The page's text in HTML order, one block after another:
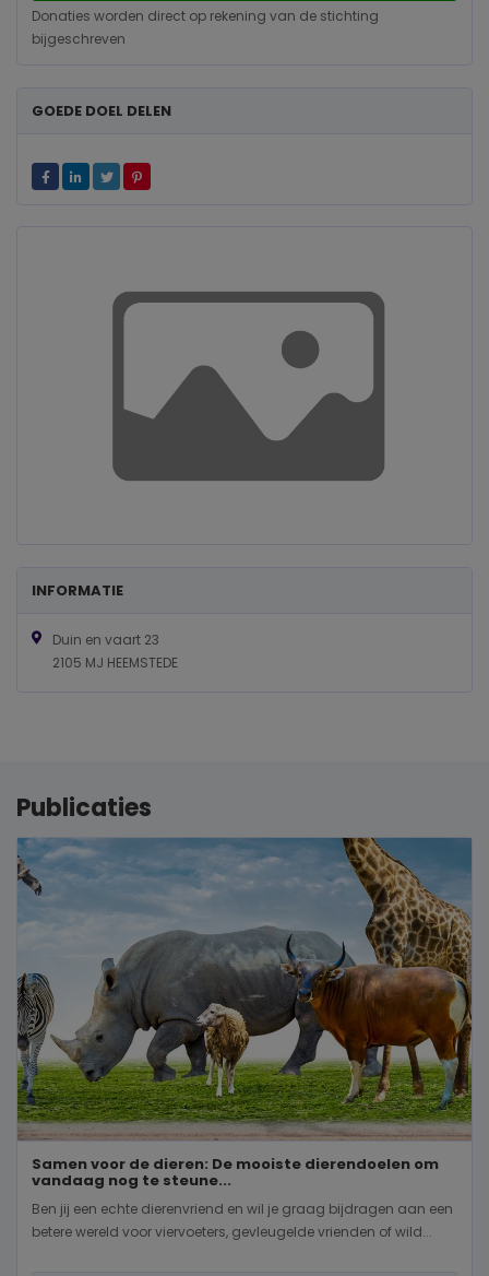
Donaties worden direct op rekening van de stichting
bijgeschreven
GOEDE DOEL DELEN
INFORMATIE
Duin en vaart 23
2105 MJ HEEMSTEDE
Publicaties
Samen voor de dieren: De mooiste dierendoelen om
vandaag nog te steune...
Ben jij een echte dierenvriend en wil je graag bijdragen aan een
betere wereld voor viervoeters, gevleugelde vrienden of wild...